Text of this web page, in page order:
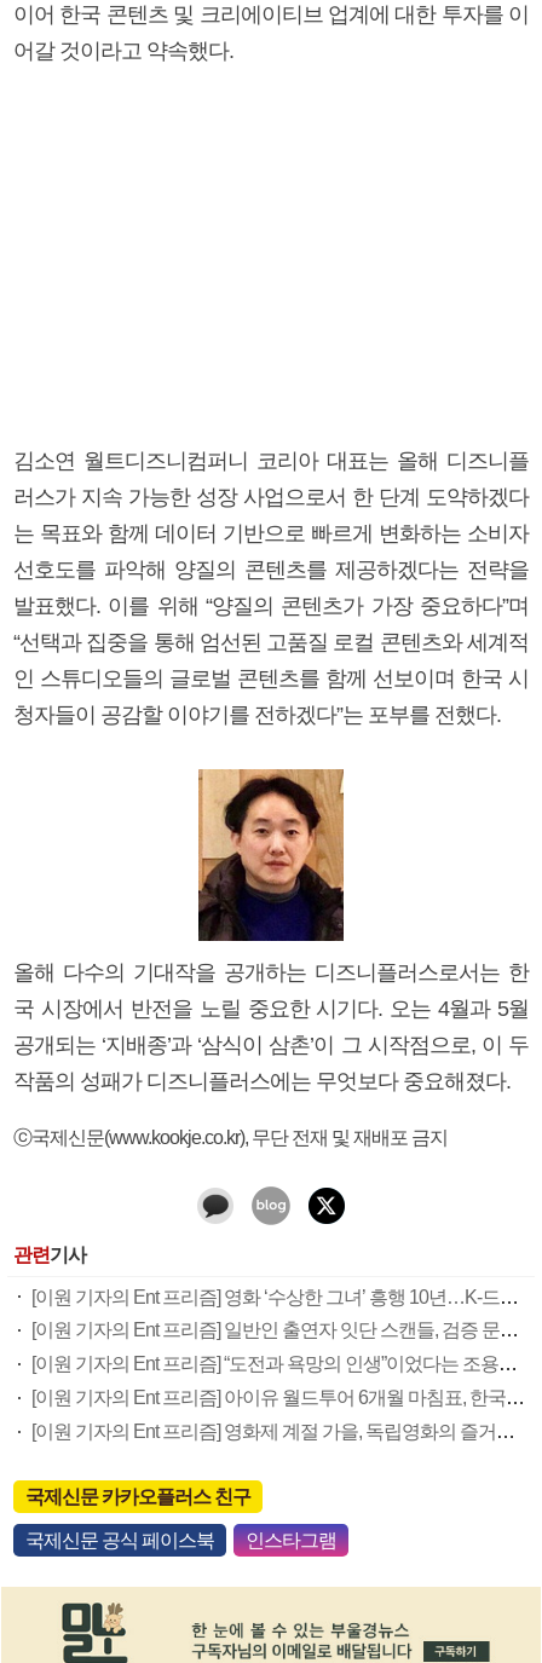
이어 한국 콘텐츠 및 크리에이티브 업계에 대한 투자를 이
어갈 것이라고 약속했다.
김소연 월트디즈니컴퍼니 코리아 대표는 올해 디즈니플
러스가 지속 가능한 성장 사업으로서 한 단계 도약하겠다
는 목표와 함께 데이터 기반으로 빠르게 변화하는 소비자
선호도를 파악해 양질의 콘텐츠를 제공하겠다는 전략을
발표했다. 이를 위해 “양질의 콘텐츠가 가장 중요하다”며
“선택과 집중을 통해 엄선된 고품질 로컬 콘텐츠와 세계적
인 스튜디오들의 글로벌 콘텐츠를 함께 선보이며 한국 시
청자들이 공감할 이야기를 전하겠다”는 포부를 전했다.
올해 다수의 기대작을 공개하는 디즈니플러스로서는 한
국 시장에서 반전을 노릴 중요한 시기다. 오는 4월과 5월
공개되는 ‘지배종’과 ‘삼식이 삼촌’이 그 시작점으로, 이 두
작품의 성패가 디즈니플러스에는 무엇보다 중요해졌다.
ⓒ국제신문(www.kookje.co.kr), 무단 전재 및 재배포 금지
관련기사
[이원 기자의 Ent 프리즘] 영화 ‘수상한 그녀’ 흥행 10년…K-드라마로 다시 안방 흔들까
[이원 기자의 Ent 프리즘] 일반인 출연자 잇단 스캔들, 검증 문제 도마 위에
[이원 기자의 Ent 프리즘] “도전과 욕망의 인생”이었다는 조용필, 어쩌면 그의 마지막 앨범
[이원 기자의 Ent 프리즘] 아이유 월드투어 6개월 마침표, 한국가요사에 새 이정표
[이원 기자의 Ent 프리즘] 영화제 계절 가을, 독립영화의 즐거움에 빠져보자
국제신문 카카오플러스 친구
국제신문 공식 페이스북 인스타그램